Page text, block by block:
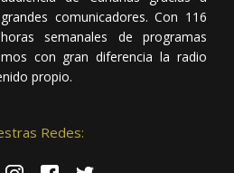
grandes comunicadores. Con 116
horas semanales de programas
con gran diferencia la radio
propio.
Redes: